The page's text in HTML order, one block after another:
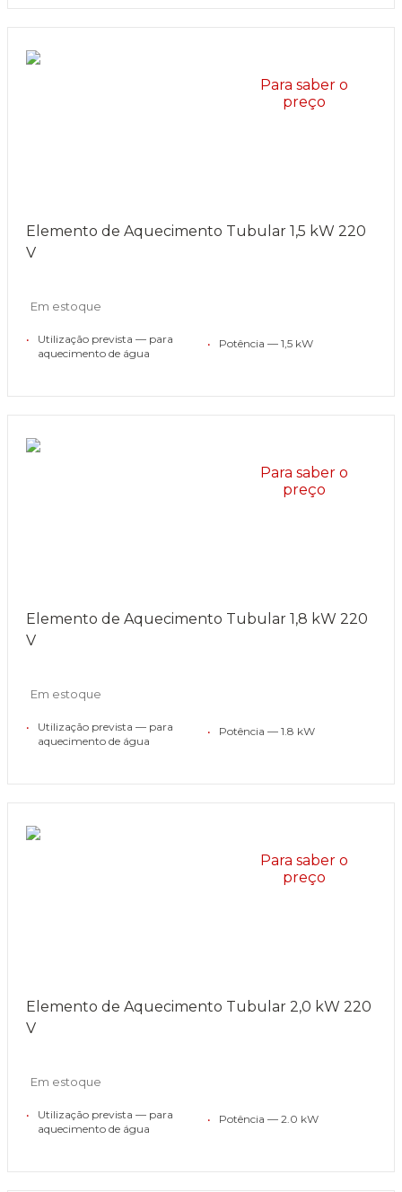
Para saber o
preço
Elemento de Aquecimento Tubular 1,5 kW 220
V
Em estoque
•
Utilização prevista — para
aquecimento de água
• Potência — 1,5 kW
Para saber o
preço
Elemento de Aquecimento Tubular 1,8 kW 220
V
Em estoque
•
Utilização prevista — para
aquecimento de água
• Potência — 1.8 kW
Para saber o
preço
Elemento de Aquecimento Tubular 2,0 kW 220
V
Em estoque
•
Utilização prevista — para
aquecimento de água
• Potência — 2.0 kW